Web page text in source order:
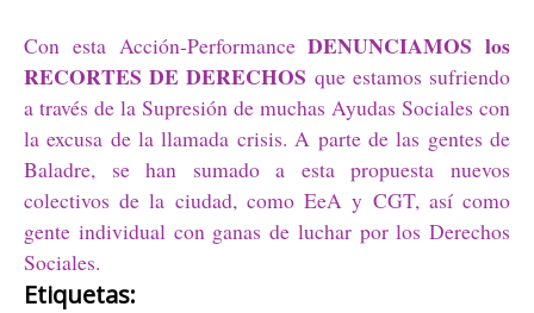
Con esta Acción-PerformanceDENUNCIAMOS los
RECORTES DE DERECHOS que estamos sufriendo
a través de la Supresión de muchas Ayudas Sociales con
la excusa de la llamada crisis. A parte de las gentes de
Baladre, se han sumado a esta propuesta nuevos
colectivos de la ciudad, como EeA y CGT, así como
gente individual con ganas de luchar por los Derechos
Sociales.
Etiquetas: